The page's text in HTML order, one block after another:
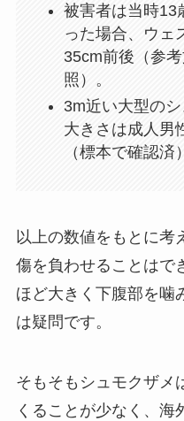
被害者は当時13
った場合、ウェ
35cm前後（参
照）。
3m近い大型の
大きさは成人男
（標本で確認済
以上の数値をもとに考
傷を負わせることはで
ほど大きく下腹部を噛
は疑問です。
そもそもシュモクザメ
くることが少なく、海